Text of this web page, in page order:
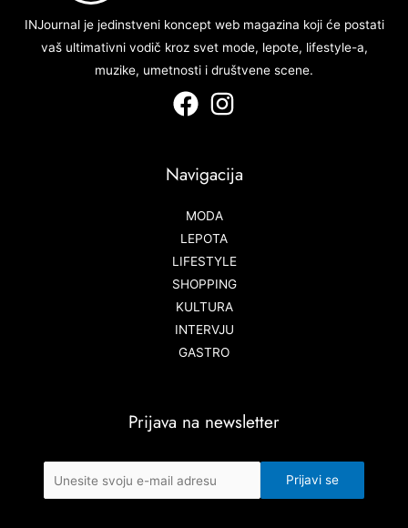
INJournal je jedinstveni koncept web magazina koji će postati
vaš ultimativni vodič kroz svet mode, lepote, lifestyle-a,
muzike, umetnosti i društvene scene.
Navigacija
MODA
LEPOTA
LIFESTYLE
SHOPPING
KULTURA
INTERVJU
GASTRO
Prijava na newsletter